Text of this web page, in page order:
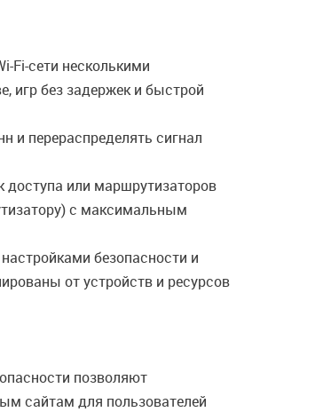
Fi-сети несколькими
игр без задержек и быстрой
и перераспределять сигнал
доступа или маршрутизаторов
с максимальным
безопасности и
от устройств и ресурсов
позволяют
сайтам для пользователей